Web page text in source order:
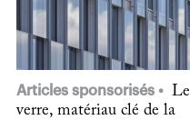
Articles sponsorisés
Le
verre, matériau clé de la